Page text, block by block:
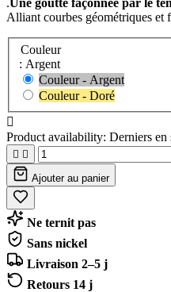
Alliant courbes géométriques et
Couleur
: Argent
Couleur - Argent
Couleur - Doré

Product availability: Derniers en
 
Ajouter au panier
Ne ternit pas
Sans nickel
Livraison 2–5 j
Retours 14 j